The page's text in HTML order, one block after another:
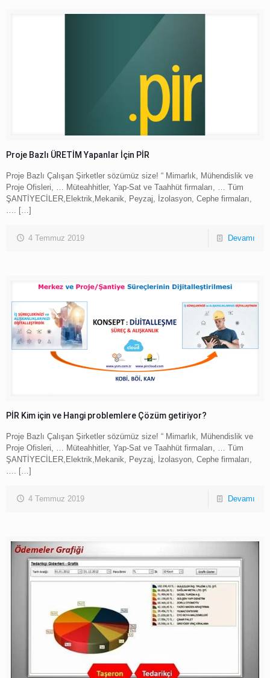
Proje Bazlı ÜRETİM Yapanlar İçin PİR
Proje Bazlı Çalışan Şirketler sözümüz size! “ Mimarlık, Mühendislik ve
Proje Ofisleri, … Müteahhitler, Yap-Sat ve Taahhüt firmaları, … Tüm
ŞANTİYECİLER,Elektrik,Mekanik, Peyzaj, İzolasyon, Cephe firmaları,
[…]
4 Temmuz 2019 Devamı
PİR Kim için ve Hangi problemlere Çözüm getiriyor?
Proje Bazlı Çalışan Şirketler sözümüz size! “ Mimarlık, Mühendislik ve
Proje Ofisleri, … Müteahhitler, Yap-Sat ve Taahhüt firmaları, … Tüm
ŞANTİYECİLER,Elektrik,Mekanik, Peyzaj, İzolasyon, Cephe firmaları,
[…]
4 Temmuz 2019 Devamı